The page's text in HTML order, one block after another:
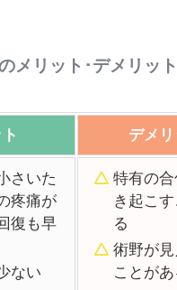
メリット･デメリッ
デメリ
さいた
疼痛が
復も早
ない
特有の合
き起こ
る
術野が
ことがあ